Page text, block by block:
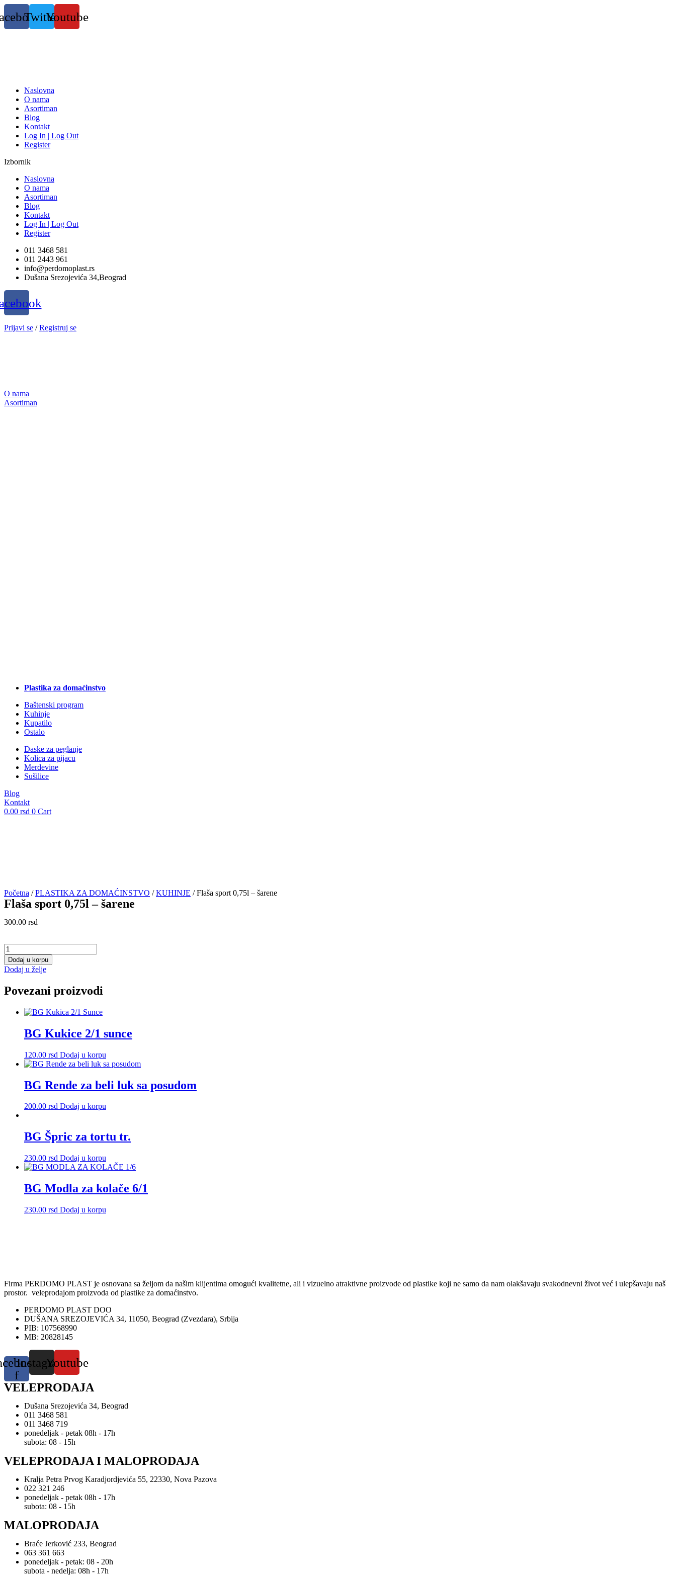
Skočite
na
sadržaj
TwitterYoutube
Naslovna
O nama
Asortiman
Blog
Kontakt
Log In | Log Out
Register
Izbornik
Naslovna
O nama
Asortiman
Blog
Kontakt
Log In | Log Out
Register
011 3468 581
011 2443 961
info@perdomoplast.rs
Dušana Srezojevića 34,Beograd
Prijavi se /Registruj se
O nama
Asortiman
Plastika za domaćinstvo
Baštenski program
Kuhinje
Kupatilo
Ostalo
Daske za peglanje
Kolica za pijacu
Merdevine
Sušilice
Blog
Kontakt
0.00 rsd 0 Cart
Početna /PLASTIKA ZA DOMAĆINSTVO /KUHINJE / Flaša sport 0,75l – šarene
Flaša sport 0,75l – šarene
300.00 rsd
Flaša
sport
0,75l
-
količina
Dodaj u korpu
Dodaj u želje
Povezani proizvodi
BG Kukice 2/1 sunce
120.00 rsd Dodaj u korpu
BG Rende za beli luk sa posudom
200.00 rsd Dodaj u korpu
BG Špric za tortu tr.
230.00 rsd Dodaj u korpu
BG Modla za kolače 6/1
230.00 rsd Dodaj u korpu
Firma PERDOMO PLAST je osnovana sa željom da našim klijentima omogući kvalitetne, ali i vizuelno atraktivne proizvode od plastike koji ne samo da nam olakšavaju svakodnevni život već i ulepšavaju naš
prostor. veleprodajom proizvoda od plastike za domaćinstvo.
PERDOMO PLAST DOO
DUŠANA SREZOJEVIĆA 34, 11050, Beograd (Zvezdara), Srbija
PIB: 107568990
MB: 20828145
f
InstagramYoutube
VELEPRODAJA
Dušana Srezojevića 34, Beograd
011 3468 581
011 3468 719
ponedeljak - petak 08h - 17h
subota: 08 - 15h
VELEPRODAJA I MALOPRODAJA
Kralja Petra Prvog Karadjordjevića 55, 22330, Nova Pazova
022 321 246
ponedeljak - petak 08h - 17h
subota: 08 - 15h
MALOPRODAJA
Braće Jerković 233, Beograd
063 361 663
ponedeljak - petak: 08 - 20h
subota - nedelja: 08h - 17h